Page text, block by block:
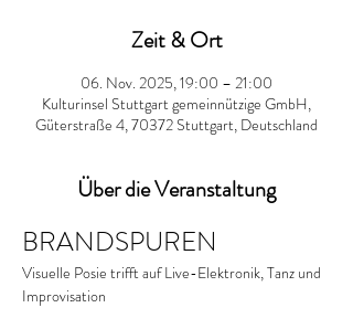
Zeit & Ort
06. Nov. 2025, 19:00 – 21:00
Kulturinsel Stuttgart gemeinnützige GmbH,
Güterstraße 4, 70372 Stuttgart, Deutschland
Über die Veranstaltung
BRANDSPUREN
Visuelle Posie trifft auf Live-Elektronik, Tanz und
Improvisation